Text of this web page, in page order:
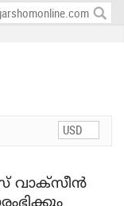
വാക്‌സീന്‍